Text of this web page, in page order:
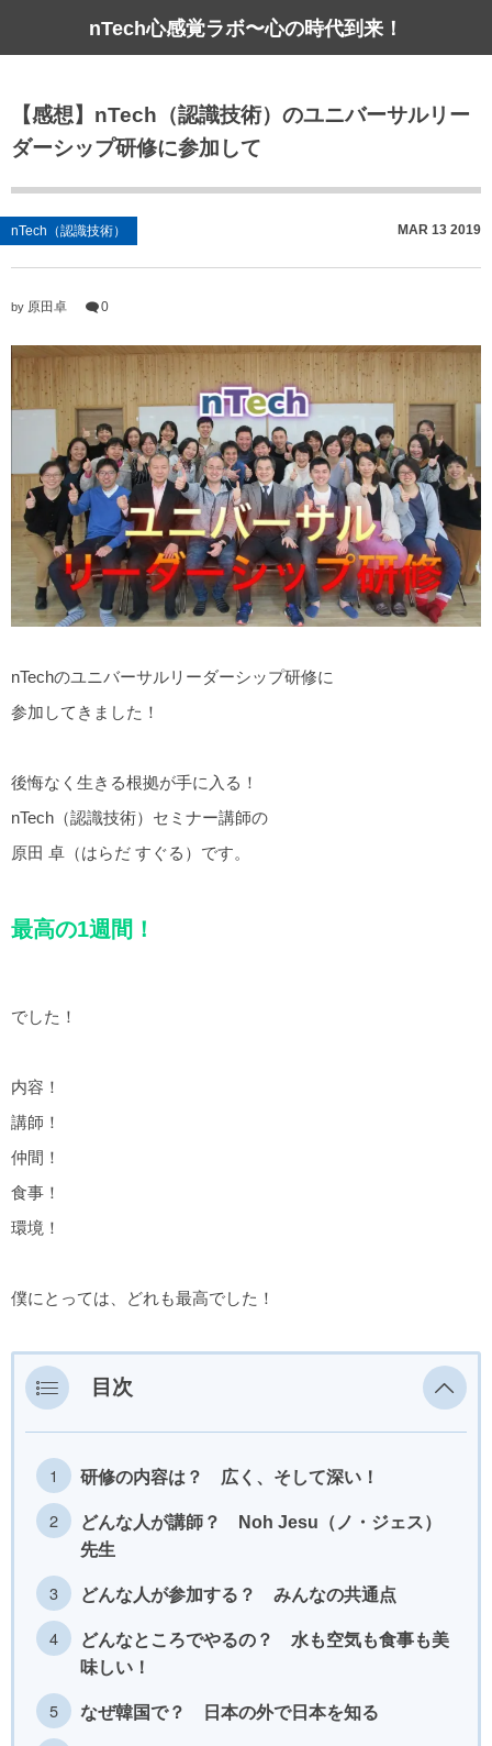
nTech心感覚ラボ〜心の時代到来！
【感想】nTech（認識技術）のユニバーサルリー
ダーシップ研修に参加して
nTech（認識技術） MAR 13 2019
by 原田卓 0
nTechのユニバーサルリーダーシップ研修に
参加してきました！
後悔なく生きる根拠が手に入る！
nTech（認識技術）セミナー講師の
原田 卓（はらだ すぐる）です。
最高の1週間！
でした！
内容！
講師！
仲間！
食事！
環境！
僕にとっては、どれも最高でした！
目次
研修の内容は？ 広く、そして深い！
どんな人が講師？ Noh Jesu（ノ・ジェス）
先生
どんな人が参加する？ みんなの共通点
どんなところでやるの？ 水も空気も食事も美
味しい！
なぜ韓国で？ 日本の外で日本を知る